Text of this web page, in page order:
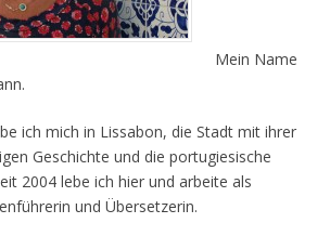
Mein Name
ich mich in Lissabon, die Stadt mit ihrer
Geschichte und die portugiesische
2004 lebe ich hier und arbeite als
und Übersetzerin.